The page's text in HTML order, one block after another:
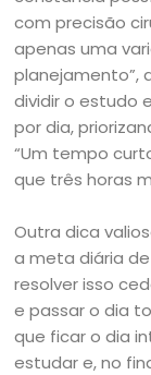
com precisão
apenas uma
planejamento”,
dividir o estudo
por dia,
“Um tempo
que três horas
Outra dica
a meta diária
resolver isso
e passar o dia
que ficar o dia
estudar e, no